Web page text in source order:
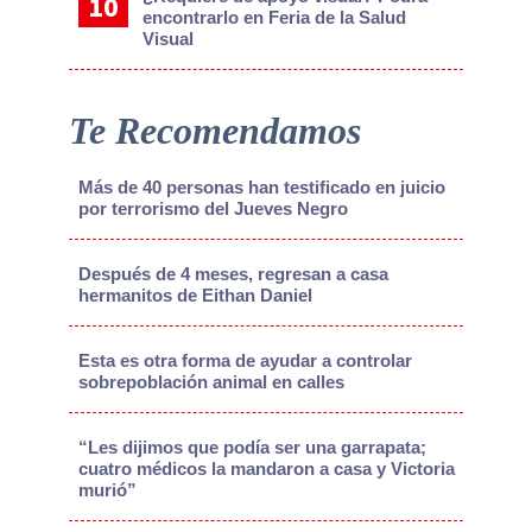
encontrarlo en Feria de la Salud
Visual
Te Recomendamos
Más de 40 personas han testificado en juicio
por terrorismo del Jueves Negro
Después de 4 meses, regresan a casa
hermanitos de Eithan Daniel
Esta es otra forma de ayudar a controlar
sobrepoblación animal en calles
“Les dijimos que podía ser una garrapata;
cuatro médicos la mandaron a casa y Victoria
murió”